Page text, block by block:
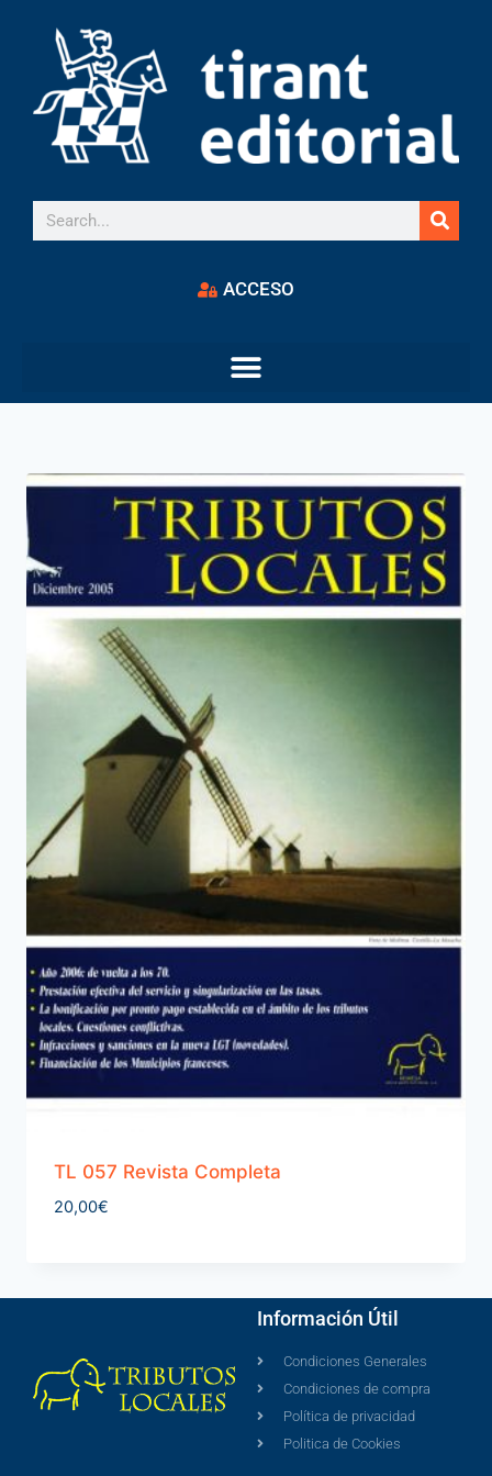
ACCESO
TL 057 Revista Completa
20,00€
Información Útil
Condiciones Generales
Condiciones de compra
Política de privacidad
Politica de Cookies